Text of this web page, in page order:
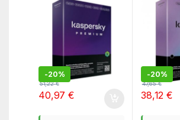
-20%
51,22€
40,97€
-20%
47,65€
38,12€